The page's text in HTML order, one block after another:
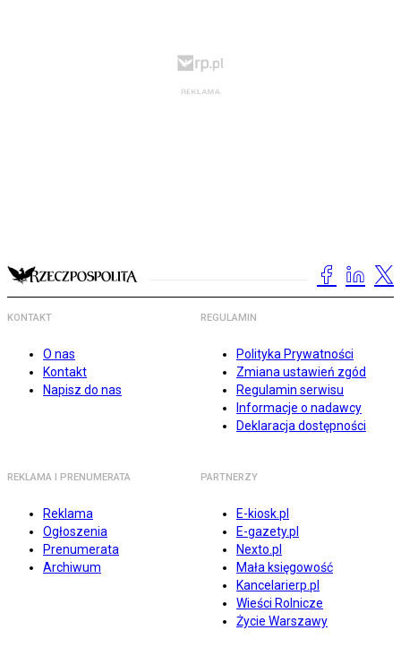
KONTAKT
O nas
Kontakt
Napisz do nas
REGULAMIN
Polityka Prywatności
Zmiana ustawień zgód
Regulamin serwisu
Informacje o nadawcy
Deklaracja dostępności
REKLAMA I PRENUMERATA
Reklama
Ogłoszenia
Prenumerata
Archiwum
PARTNERZY
E-kiosk.pl
E-gazety.pl
Nexto.pl
Mała księgowość
Kancelarierp.pl
Wieści Rolnicze
Życie Warszawy